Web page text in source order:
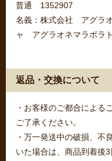
普通 1352907
名義：株式会社 アグラ
ャ アグラオネマラボラ
返品・交換について
・お客様のご都合による
ご了承ください。
・万一発送中の破損、不
いた場合は、商品到着後